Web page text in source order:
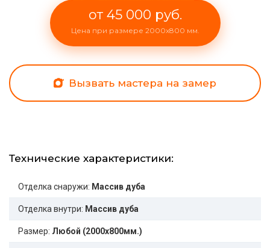
от 45 000 руб.
Цена при размере 2000x800 мм.
Вызвать мастера на замер
Технические характеристики:
Отделка снаружи: Массив дуба
Отделка внутри: Массив дуба
Размер: Любой (2000x800мм.)